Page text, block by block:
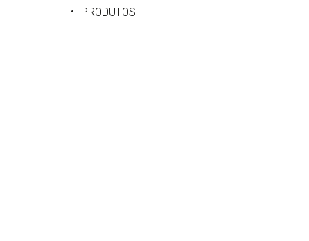
PRODUTOS